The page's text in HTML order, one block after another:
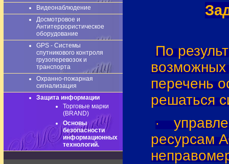
Видеонаблюдение
Досмотровое и
Антитеррористическое
оборудование
GPS - Системы
спутникового контроля
грузоперевозок и
транспорта
Охранно-пожарная
сигнализация
Защита информации
Торговые марки
(BRAND)
Основы
безопасности
информационных
технологий.
По
перечень
решаться
·
ресурсам